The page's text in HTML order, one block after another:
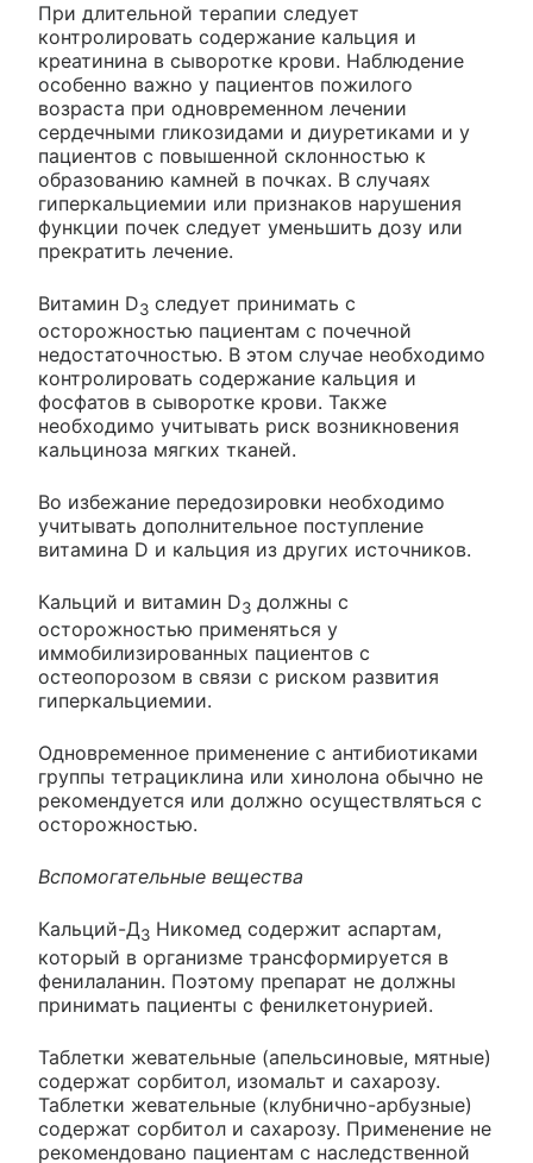
При длительной терапии следует
контролировать содержание кальция и
креатинина в сыворотке крови. Наблюдение
особенно важно у пациентов пожилого
возраста при одновременном лечении
сердечными гликозидами и диуретиками и у
пациентов с повышенной склонностью к
образованию камней в почках. В случаях
гиперкальциемии или признаков нарушения
функции почек следует уменьшить дозу или
прекратить лечение.
Витамин D3 следует принимать с
осторожностью пациентам с почечной
недостаточностью. В этом случае необходимо
контролировать содержание кальция и
фосфатов в сыворотке крови. Также
необходимо учитывать риск возникновения
кальциноза мягких тканей.
Во избежание передозировки необходимо
учитывать дополнительное поступление
витамина D и кальция из других источников.
Кальций и витамин D3 должны с
осторожностью применяться у
иммобилизированных пациентов с
остеопорозом в связи с риском развития
гиперкальциемии.
Одновременное применение с антибиотиками
группы тетрациклина или хинолона обычно не
рекомендуется или должно осуществляться с
осторожностью.
Вспомогательные вещества
Кальций-Д3 Никомед содержит аспартам,
который в организме трансформируется в
фенилаланин. Поэтому препарат не должны
принимать пациенты с фенилкетонурией.
Таблетки жевательные (апельсиновые, мятные)
содержат сорбитол, изомальт и сахарозу.
Таблетки жевательные (клубнично-арбузные)
содержат сорбитол и сахарозу. Применение не
рекомендовано пациентам с наследственной